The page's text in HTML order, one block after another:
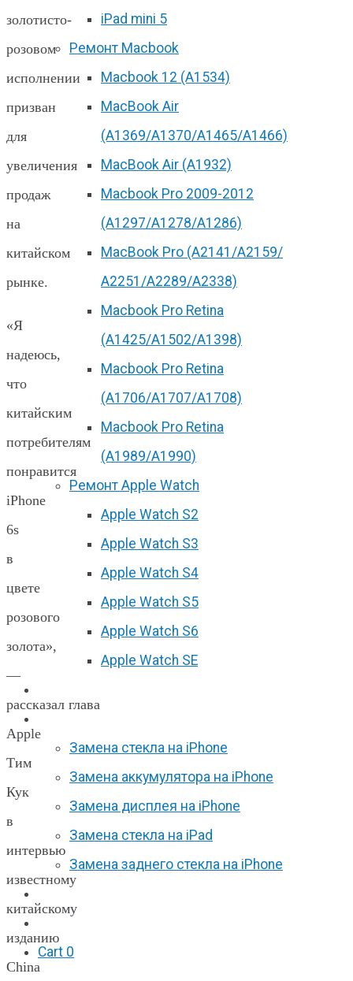
iPad mini 5
Ремонт Macbook
Macbook 12 (А1534)
MacBook Air
(A1369/A1370/A1465/A1466)
MacBook Air (A1932)
Macbook Pro 2009-2012
(A1297/A1278/A1286)
MacBook Pro (А2141/А2159/
А2251/A2289/A2338)
Macbook Pro Retina
(А1425/A1502/A1398)
Macbook Pro Retina
(А1706/A1707/A1708)
Macbook Pro Retina
(А1989/A1990)
Ремонт Apple Watch
Apple Watch S2
Apple Watch S3
Apple Watch S4
Apple Watch S5
Apple Watch S6
Apple Watch SE
Замена стекла на iPhone
Замена аккумулятора на iPhone
Замена дисплея на iPhone
Замена стекла на iPad
Замена заднего стекла на iPhone
Cart 0
золотисто-
розовом
исполнении
призван
для
увеличения
продаж
на
китайском
рынке.
«Я
надеюсь,
что
китайским
потребителям
понравится
iPhone
6s
в
цвете
розового
золота»,
—
рассказал глава
Apple
Тим
Кук
в
интервью
известному
китайскому
изданию
China